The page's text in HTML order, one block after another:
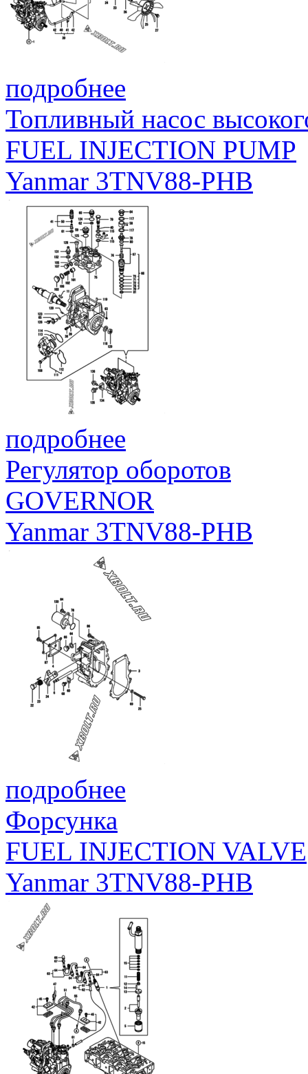
подробнее
Топливный насос
FUEL INJECTION PUMP
Yanmar 3TNV88-PHB
подробнее
Регулятор оборотов
GOVERNOR
Yanmar 3TNV88-PHB
подробнее
Форсунка
FUEL INJECTION VALVE
Yanmar 3TNV88-PHB